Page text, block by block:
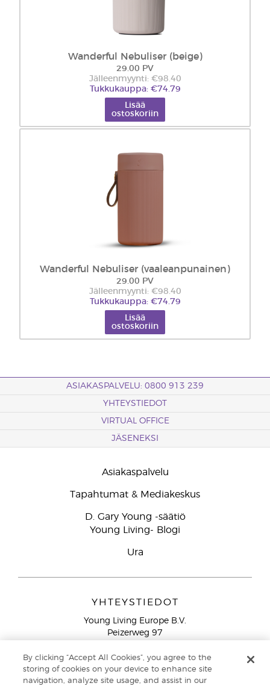
Wanderful Nebuliser (beige)
29.00 PV
Jälleenmyynti: €98.40
Tukkukauppa: €74.79
Lisää
ostoskoriin
Wanderful Nebuliser (vaaleanpunainen)
29.00 PV
Jälleenmyynti: €98.40
Tukkukauppa: €74.79
Lisää
ostoskoriin
ASIAKASPALVELU: 0800 913 239
YHTEYSTIEDOT
VIRTUAL OFFICE
JÄSENEKSI
Asiakaspalvelu
Tapahtumat & Mediakeskus
D. Gary Young -säätiö
Young Living- Blogi
Ura
YHTEYSTIEDOT
Young Living Europe B.V.
Peizerweg 97
Netherlands
Ilmainen yhteydenotto lankanumeroista Suomesta
By clicking “Accept All Cookies”, you agree to the
storing of cookies on your device to enhance site
navigation, analyze site usage, and assist in our